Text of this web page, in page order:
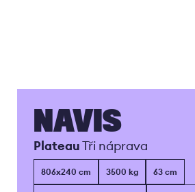
NAVIS
PlateauTři náprava
806x240 cm 3500 kg 63 cm